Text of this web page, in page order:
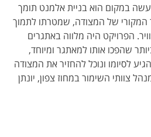
במקום הוא בניית אלמנט תומך
של המצודה, שמטרתו לתמוך
הפרויקט היה מלווה באתגרים
שהפכו אותו למאתגר ומיוחד,
לסיומו ונוכל להחזיר את המצודה
צוותי השימור במחוז צפון, יונתן